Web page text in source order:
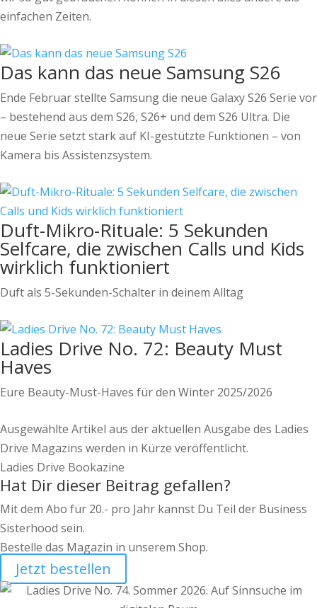
einfachen Zeiten.
Das kann das neue Samsung S26
Ende Februar stellte Samsung die neue Galaxy S26 Serie vor
– bestehend aus dem S26, S26+ und dem S26 Ultra. Die
neue Serie setzt stark auf KI-gestützte Funktionen – von
Kamera bis Assistenzsystem.
Duft-Mikro-Rituale: 5 Sekunden
Selfcare, die zwischen Calls und Kids
wirklich funktioniert
Duft als 5-Sekunden-Schalter in deinem Alltag
Ladies Drive No. 72: Beauty Must
Haves
Eure Beauty-Must-Haves für den Winter 2025/2026
Ausgewählte Artikel aus der aktuellen Ausgabe des Ladies
Drive Magazins werden in Kürze veröffentlicht.
Ladies Drive Bookazine
Hat Dir dieser Beitrag gefallen?
Mit dem Abo für 20.- pro Jahr kannst Du Teil der Business
Sisterhood sein.
Bestelle das Magazin in unserem Shop.
Jetzt bestellen